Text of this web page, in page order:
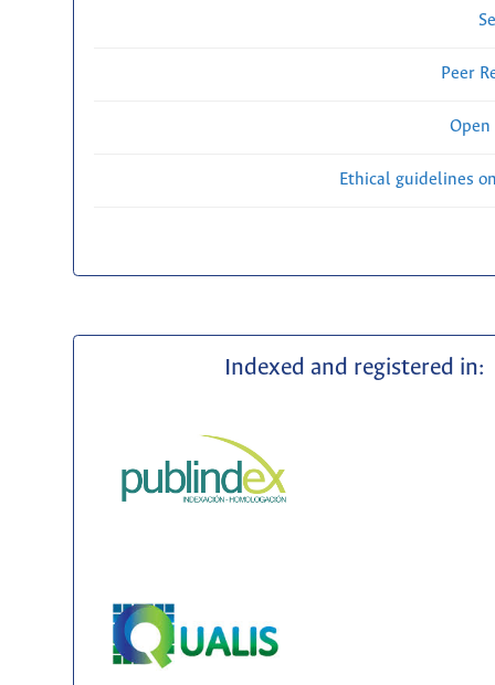
Peer
Open
Ethical guidelines
Indexed and registered in: